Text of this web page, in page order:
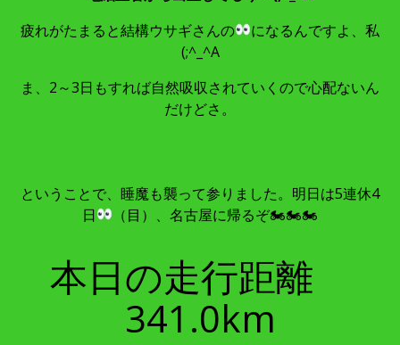
疲れがたまると結構ウサギさんの
になるんですよ、私
(;^_^A
ま、2～3日もすれば自然吸収されていくので心配ないん
だけどさ。
ということで、睡魔も襲って参りました。明日は5連休4
日
（目）、名古屋に帰るぞ🏍🏍🏍
本日の走行距離
341.0km